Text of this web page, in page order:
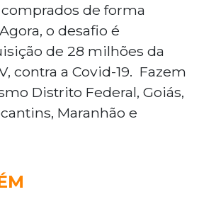
de forma
o desafio é
de 28 milhões da
contra a Covid-19. Fazem
Distrito Federal, Goiás,
Maranhão e